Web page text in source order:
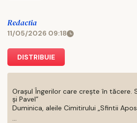
Redactia
11/05/2026 09:18
DISTRIBUIE
Orașul Îngerilor care crește în tăcere.
și Pavel”
Duminica, aleile Cimitirului „Sfintii
...